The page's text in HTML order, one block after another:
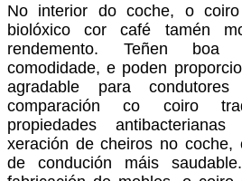
No interior do coche, o
biolóxico cor café tamén
rendemento. Teñen boa
comodidade, e poden
agradable para
comparación co coiro
propiedades
xeración de cheiros no coche,
de condución máis